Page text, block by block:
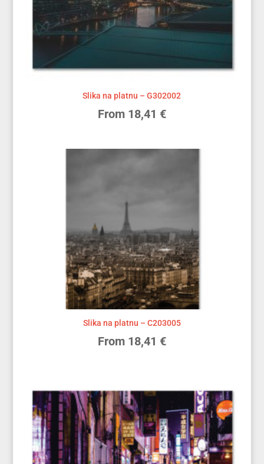
Slika na platnu – G302002
From 18,41 €
Slika na platnu – C203005
From 18,41 €